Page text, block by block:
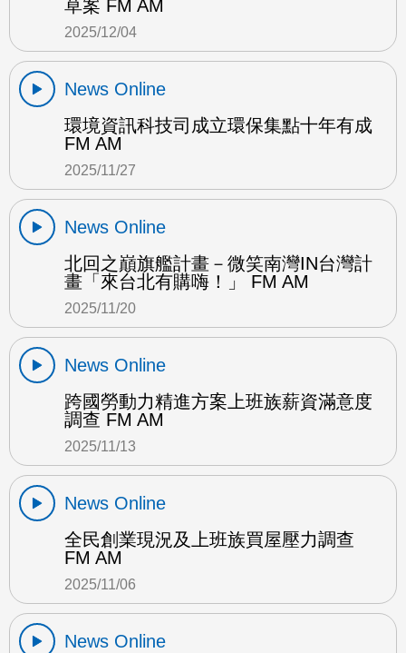
草案 FM AM
2025/12/04
News Online
環境資訊科技司成立環保集點十年有成
FM AM
2025/11/27
News Online
北回之巔旗艦計畫－微笑南灣IN台灣計
畫「來台北有購嗨！」 FM AM
2025/11/20
News Online
跨國勞動力精進方案上班族薪資滿意度
調查 FM AM
2025/11/13
News Online
全民創業現況及上班族買屋壓力調查
FM AM
2025/11/06
News Online